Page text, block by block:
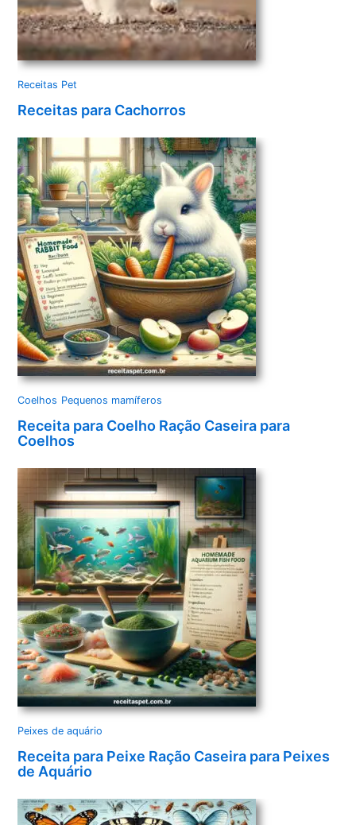
Receitas Pet
Receitas para Cachorros
Coelhos Pequenos mamíferos
Receita para Coelho Ração Caseira para
Coelhos
Peixes de aquário
Receita para Peixe Ração Caseira para Peixes
de Aquário